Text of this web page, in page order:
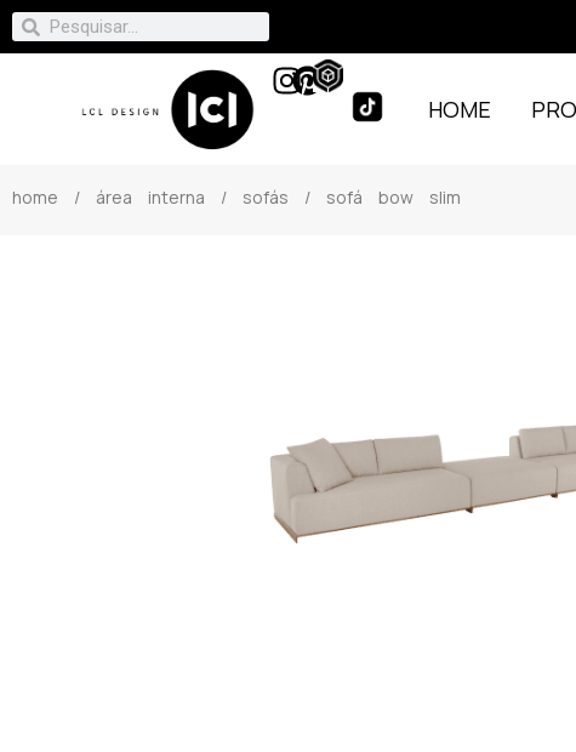
HOME
home / área interna / sofás / sofá bow slim